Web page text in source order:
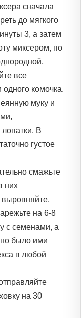
сначала
до мягкого
3, а затем
миксером, по
все
комочка.
муку и
В
густое
смажьте
них
выровняйте.
на 6-8
с семенами, а
было ими
в любой
на 30